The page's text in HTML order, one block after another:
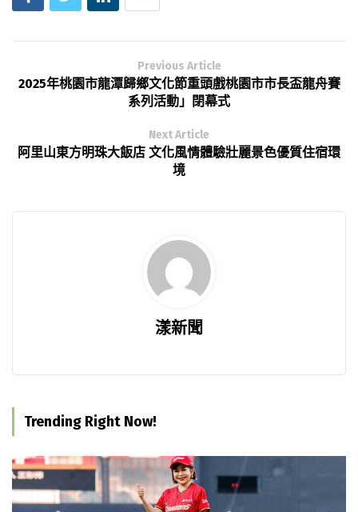
Previous Article
2025年桃園市龍潭歸鄉文化節重頭戲桃園市市長盃龍舟賽
系列活動」閉幕式
Next Article
阿里山東方明珠大飯店 文化風情體驗壯麗景色優質住宿環
境
漾新聞
Trending Right Now!